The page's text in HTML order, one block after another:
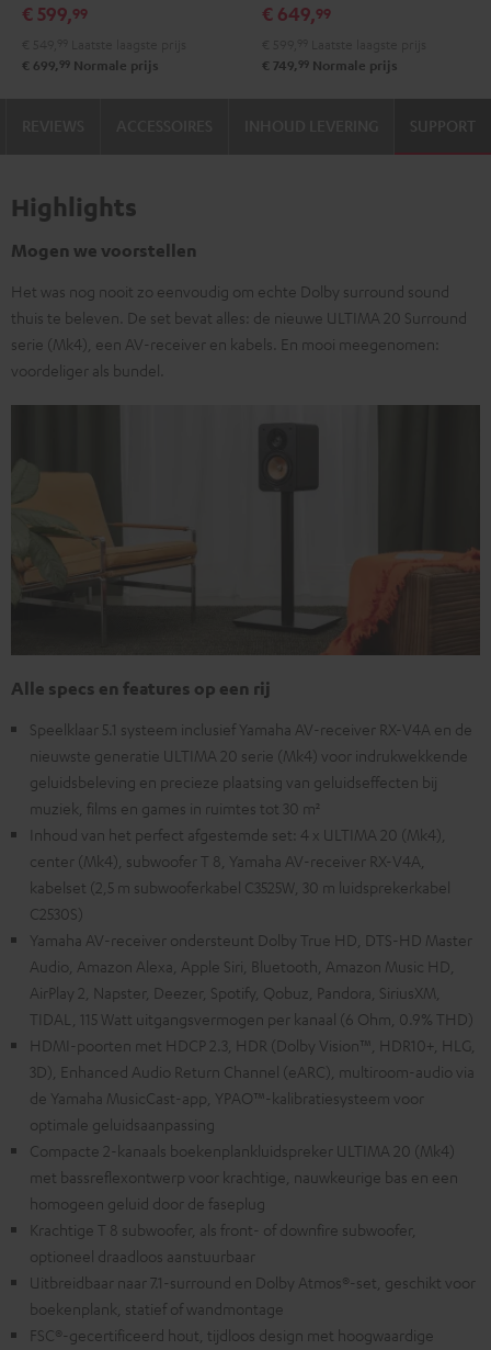
ZwartWit
€ 599,99
€ 699, 99 Normale prijs
Set"Set"
€ 649,99
€ 749, 99 Normale prijs
SUPPORT
Highlights
Mogen we voorstellen
Het was nog nooit zo eenvoudig om echte Dolby surround sound
thuis te beleven. De set bevat alles: de nieuwe ULTIMA 20 Surround
serie (Mk4), een AV-receiver en kabels. En mooi meegenomen:
voordeliger als bundel.
Alle specs en features op een rij
Speelklaar 5.1 systeem inclusief Yamaha AV-receiver RX-V4A en de
nieuwste generatie ULTIMA 20 serie (Mk4) voor indrukwekkende
geluidsbeleving en precieze plaatsing van geluidseffecten bij
muziek, films en games in ruimtes tot 30 m²
Inhoud van het perfect afgestemde set: 4 x ULTIMA 20 (Mk4),
center (Mk4), subwoofer T 8, Yamaha AV-receiver RX-V4A,
kabelset (2,5 m subwooferkabel C3525W, 30 m luidsprekerkabel
C2530S)
Yamaha AV-receiver ondersteunt Dolby True HD, DTS-HD Master
Audio, Amazon Alexa, Apple Siri, Bluetooth, Amazon Music HD,
AirPlay 2, Napster, Deezer, Spotify, Qobuz, Pandora, SiriusXM,
TIDAL, 115 Watt uitgangsvermogen per kanaal (6 Ohm, 0.9% THD)
HDMI-poorten met HDCP 2.3, HDR (Dolby Vision™, HDR10+, HLG,
3D), Enhanced Audio Return Channel (eARC), multiroom-audio via
de Yamaha MusicCast-app, YPAO™-kalibratiesysteem voor
optimale geluidsaanpassing
Compacte 2-kanaals boekenplankluidspreker ULTIMA 20 (Mk4)
met bassreflexontwerp voor krachtige, nauwkeurige bas en een
homogeen geluid door de faseplug
Krachtige T 8 subwoofer, als front- of downfire subwoofer,
optioneel draadloos aanstuurbaar
Uitbreidbaar naar 7.1-surround en Dolby Atmos®-set, geschikt voor
boekenplank, statief of wandmontage
FSC®-gecertificeerd hout, tijdloos design met hoogwaardige